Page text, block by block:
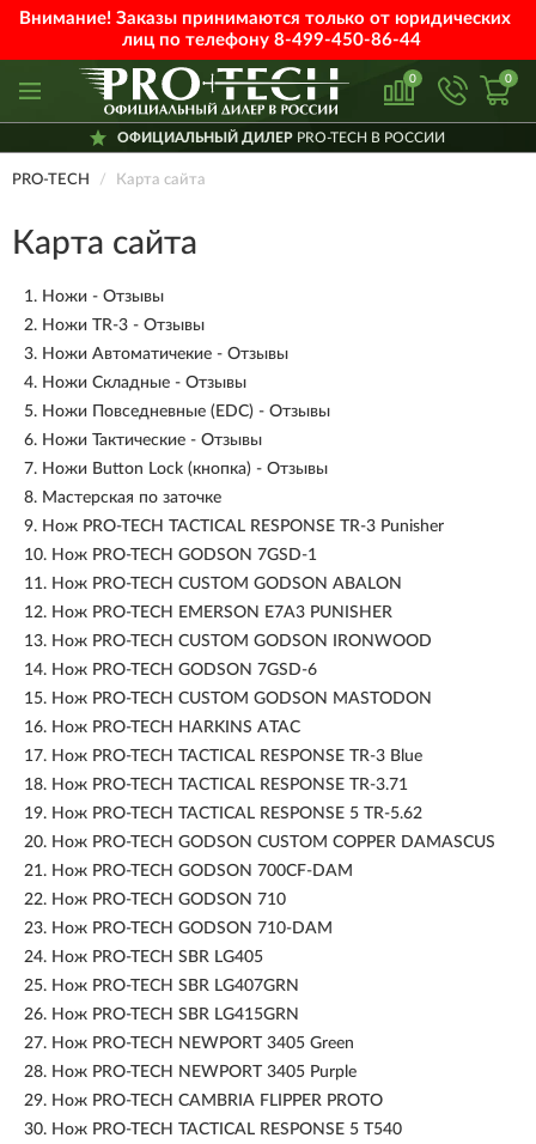
Внимание! Заказы принимаются только от юридических
лиц по телефону 8-499-450-86-44
0 0
ОФИЦИАЛЬНЫЙ ДИЛЕРPRO-TECH В РОССИИ
PRO-TECH Карта сайта
Карта сайта
1. Ножи - Отзывы
2. Ножи TR-3 - Отзывы
3. Ножи Автоматичекие - Отзывы
4. Ножи Складные - Отзывы
5. Ножи Повседневные (EDC) - Отзывы
6. Ножи Тактические - Отзывы
7. Ножи Button Lock (кнопка) - Отзывы
8. Мастерская по заточке
9. Нож PRO-TECH TACTICAL RESPONSE TR-3 Punisher
10. Нож PRO-TECH GODSON 7GSD-1
11. Нож PRO-TECH CUSTOM GODSON ABALON
12. Нож PRO-TECH EMERSON E7A3 PUNISHER
13. Нож PRO-TECH CUSTOM GODSON IRONWOOD
14. Нож PRO-TECH GODSON 7GSD-6
15. Нож PRO-TECH CUSTOM GODSON MASTODON
16. Нож PRO-TECH HARKINS ATAC
17. Нож PRO-TECH TACTICAL RESPONSE TR-3 Blue
18. Нож PRO-TECH TACTICAL RESPONSE TR-3.71
19. Нож PRO-TECH TACTICAL RESPONSE 5 TR-5.62
20. Нож PRO-TECH GODSON CUSTOM COPPER DAMASCUS
21. Нож PRO-TECH GODSON 700CF-DAM
22. Нож PRO-TECH GODSON 710
23. Нож PRO-TECH GODSON 710-DAM
24. Нож PRO-TECH SBR LG405
25. Нож PRO-TECH SBR LG407GRN
26. Нож PRO-TECH SBR LG415GRN
27. Нож PRO-TECH NEWPORT 3405 Green
28. Нож PRO-TECH NEWPORT 3405 Purple
29. Нож PRO-TECH CAMBRIA FLIPPER PROTO
30. Нож PRO-TECH TACTICAL RESPONSE 5 T540